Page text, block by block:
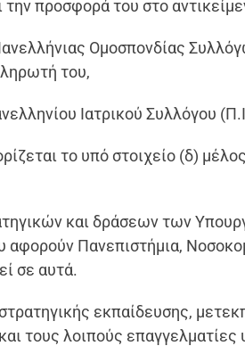
την προσφορά του στο
Ομοσπονδίας
του,
Ιατρικού Συλλόγου
το υπό στοιχείο (δ)
και δράσεων των
Πανεπιστήμια,
σε αυτά.
εκπαίδευσης,
τους λοιπούς